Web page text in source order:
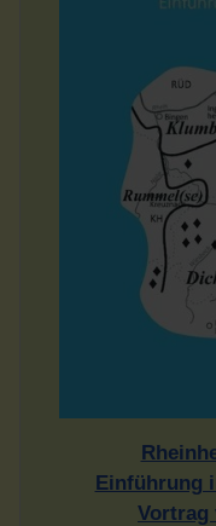
Einführung
Vortrag